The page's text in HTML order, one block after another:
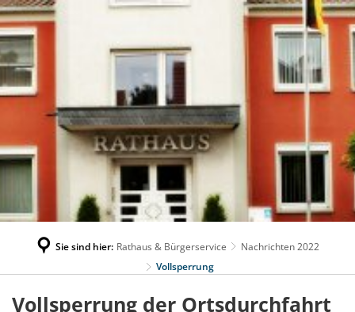
Sie sind hier: Rathaus & Bürgerservice
Nachrichten 2022
Vollsperrung
Vollsperrung der Ortsdurchfahrt